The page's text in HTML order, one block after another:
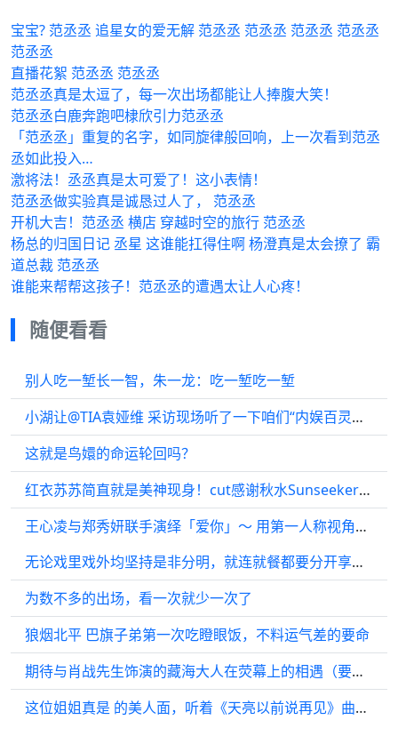
宝宝? 范丞丞 追星女的爱无解 范丞丞 范丞丞 范丞丞 范丞丞
范丞丞
直播花絮 范丞丞 范丞丞
范丞丞真是太逗了，每一次出场都能让人捧腹大笑！
范丞丞白鹿奔跑吧棣欣引力范丞丞
「范丞丞」重复的名字，如同旋律般回响，上一次看到范丞
丞如此投入…
激将法！丞丞真是太可爱了！这小表情！
范丞丞做实验真是诚恳过人了， 范丞丞
开机大吉！范丞丞 横店 穿越时空的旅行 范丞丞
杨总的归国日记 丞星 这谁能扛得住啊 杨澄真是太会撩了 霸
道总裁 范丞丞
谁能来帮帮这孩子！范丞丞的遭遇太让人心疼！
随便看看
别人吃一堑长一智，朱一龙：吃一堑吃一堑
小湖让@TIA袁娅维 采访现场听了一下咱们“内娱百灵鸟”的舞台…
这就是鸟嬛的命运轮回吗？
红衣苏苏简直就是美神现身！cut感谢秋水Sunseeker ღ( ´･ᴗ･` )比心
王心凌与郑秀妍联手演绎「爱你」～ 用第一人称视角带你体验双份的甜蜜
无论戏里戏外均坚持是非分明，就连就餐都要分开享受，笑声连连！
为数不多的出场，看一次就少一次了
狼烟北平 巴旗子弟第一次吃瞪眼饭，不料运气差的要命
期待与肖战先生饰演的藏海大人在荧幕上的相遇（要是能今晚播出就好了）
这位姐姐真是 的美人面，听着《天亮以前说再见》曲肖冰版，别有一番风味